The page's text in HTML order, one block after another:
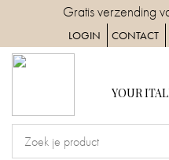
content
Gratis verzending
LOGIN CONTACT
YOUR
MOMENT